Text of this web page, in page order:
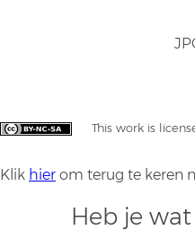
This work is
Klik hier om terug te keren
Heb je